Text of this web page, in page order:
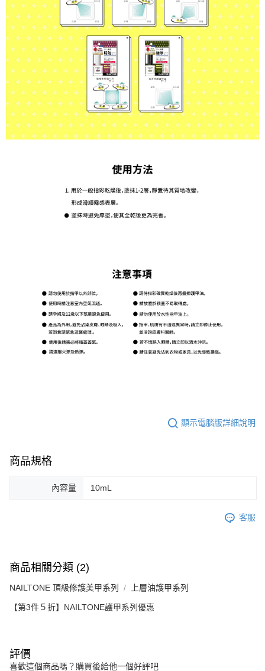
顯示電腦版詳細說明
商品規格
內容量 10mL
客服
商品相關分類 (2)
NAILTONE 頂級修護美甲系列 上層油護甲系列
【第3件５折】NAILTONE護甲系列優惠
評價
喜歡這個商品嗎？購買後給他一個好評吧